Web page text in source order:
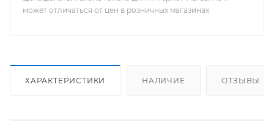
может отличаться от цен в розничных магазинах
ХАРАКТЕРИСТИКИ НАЛИЧИЕ ОТЗЫВЫ